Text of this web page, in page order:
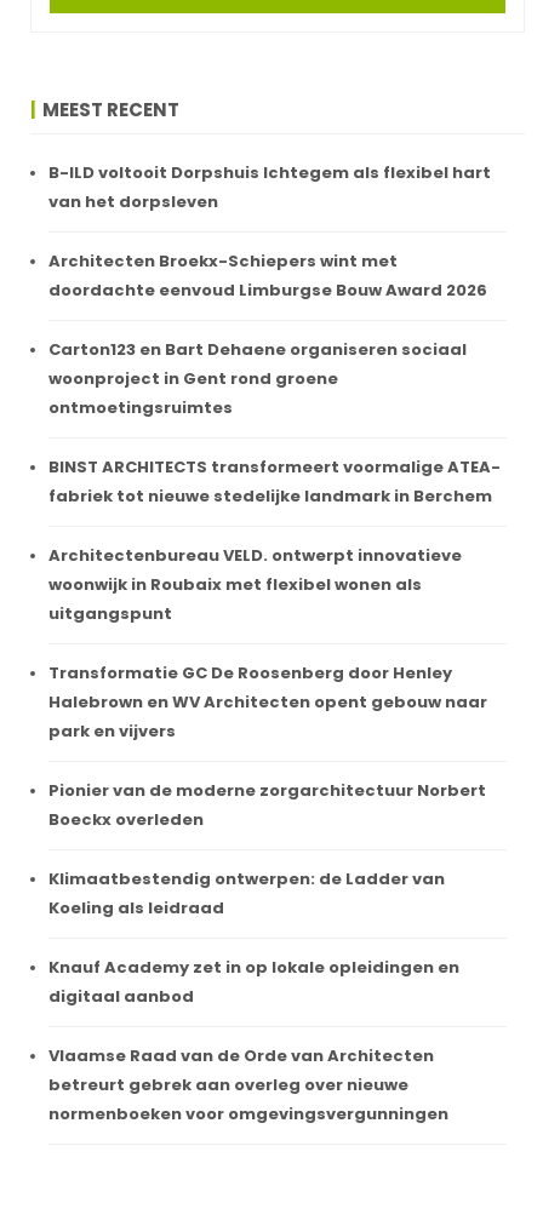
MEEST RECENT
B-ILD voltooit Dorpshuis Ichtegem als flexibel hart
van het dorpsleven
Architecten Broekx-Schiepers wint met
doordachte eenvoud Limburgse Bouw Award 2026
Carton123 en Bart Dehaene organiseren sociaal
woonproject in Gent rond groene
ontmoetingsruimtes
BINST ARCHITECTS transformeert voormalige ATEA-
fabriek tot nieuwe stedelijke landmark in Berchem
Architectenbureau VELD. ontwerpt innovatieve
woonwijk in Roubaix met flexibel wonen als
uitgangspunt
Transformatie GC De Roosenberg door Henley
Halebrown en WV Architecten opent gebouw naar
park en vijvers
Pionier van de moderne zorgarchitectuur Norbert
Boeckx overleden
Klimaatbestendig ontwerpen: de Ladder van
Koeling als leidraad
Knauf Academy zet in op lokale opleidingen en
digitaal aanbod
Vlaamse Raad van de Orde van Architecten
betreurt gebrek aan overleg over nieuwe
normenboeken voor omgevingsvergunningen